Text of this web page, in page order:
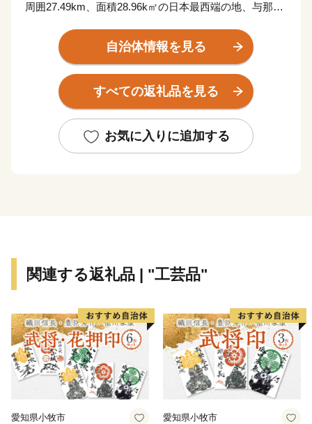
周囲27.49km、面積28.96k㎡の日本最西端の地、与那国
隣接する台湾とは、約111kmの距離にあり、年に数回、
台湾の山並みが見えることもあります。
荒々しい波が打ち付ける断崖絶壁の景観は力強さがあ
り、自然・文化・歴史すべてが八重山のどの島にもない
自治体情報を見る
すべての返礼品を見る
お気に入りに追加する
関連する返礼品 | "工芸品"
愛知県小牧市 愛知県小牧市